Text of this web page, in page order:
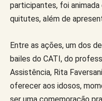
participantes, foi
quitutes, além de
Entre as ações, um dos
bailes do CATI, do
Assistência, Rita
oferecer aos idosos,